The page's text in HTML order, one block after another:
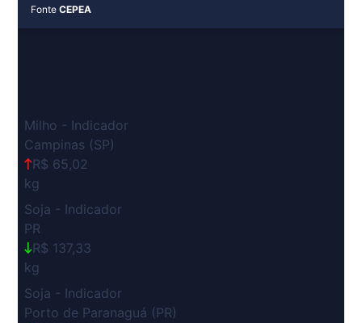
FonteCEPEA
Milho - Indicador
Campinas (SP)
R$ 65,02
kg
Soja - Indicador
PR
R$ 137,33
kg
Soja - Indicador
Porto de Paranaguá (PR)